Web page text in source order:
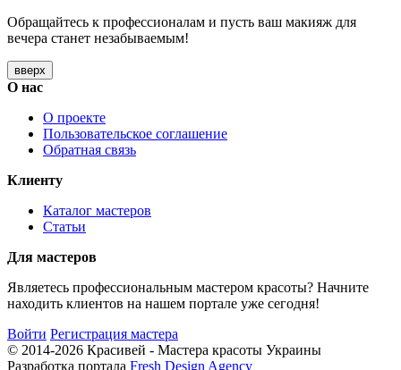
Обращайтесь к профессионалам и пусть ваш макияж для
вечера станет незабываемым!
вверх
О нас
О проекте
Пользовательское соглашение
Обратная связь
Клиенту
Каталог мастеров
Статьи
Для мастеров
Являетесь профессиональным мастером красоты? Начните
находить клиентов на нашем портале уже сегодня!
Войти Регистрация мастера
© 2014-2026 Красивей - Мастера красоты Украины
Разработка портала Fresh Design Agency